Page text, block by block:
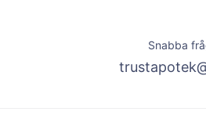
Snabba